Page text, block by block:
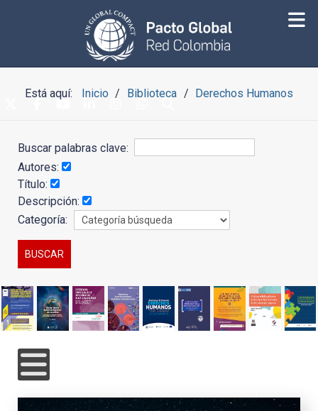
Está aquí: Inicio Biblioteca Derechos Humanos
Buscar palabras clave:
Autores:
Título:
Descripción:
Categoría: